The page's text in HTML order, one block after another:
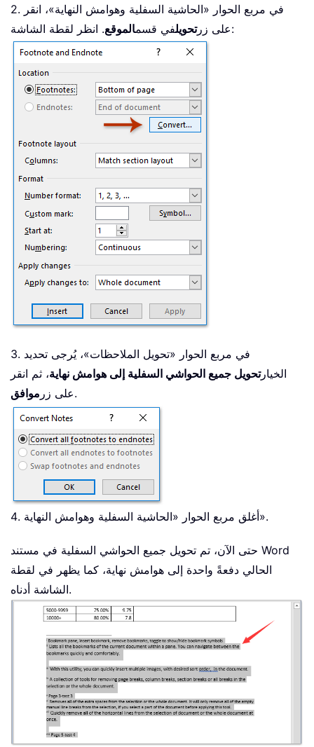
2. في مربع الحوار «الحاشية السفلية وهوامش النهاية»، انقر
على زرتحويلفي قسمالموقع . انظر لقطة الشاشة:
3. في مربع الحوار «تحويل الملاحظات»، يُرجى تحديد
الخيارتحويل جميع الحواشي السفلية إلى هوامش نهاية، ثم انقر
على زر موافق .
4. أغلق مربع الحوار «الحاشية السفلية وهوامش النهاية».
حتى الآن، تم تحويل جميع الحواشي السفلية في مستند Word
الحالي دفعةً واحدة إلى هوامش نهاية، كما يظهر في لقطة
الشاشة أدناه.